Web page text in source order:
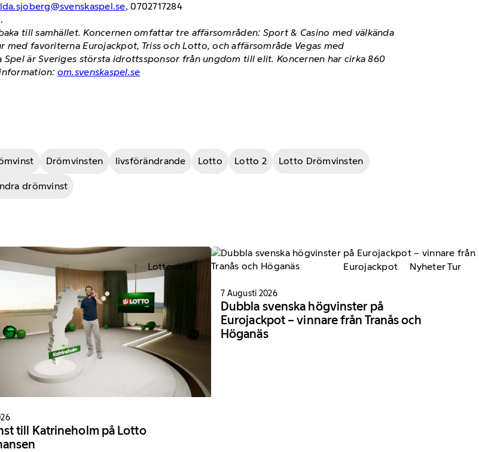
, 0702717284
.
till samhället. Koncernen omfattar tre affärsområden: Sport & Casino med välkända
med favoriterna Eurojackpot, Triss och Lotto, och affärsområde Vegas med
är Sveriges största idrottssponsor från ungdom till elit. Koncernen har cirka 860
om.svenskaspel.se
Drömvinsten livsförändrande Lotto Lotto 2 Lotto Drömvinsten
drömvinst
Lottovinst
till Katrineholm på Lotto
Eurojackpot Nyheter Tur
7 Augusti 2026
Dubbla svenska högvinster på
Eurojackpot – vinnare från Tranås och
Höganäs